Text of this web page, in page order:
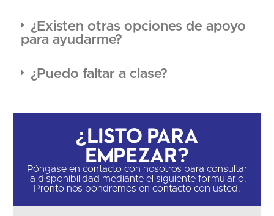
¿Existen otras opciones de apoyo
para ayudarme?
¿Puedo faltar a clase?
¿Listo para
empezar?
Póngase en contacto con nosotros para consultar
la disponibilidad mediante el siguiente formulario.
Pronto nos pondremos en contacto con usted.